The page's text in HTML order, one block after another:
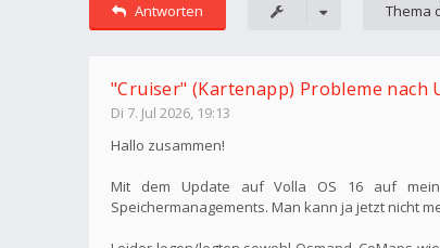
Antworten
"Cruiser" (Kartenapp) Probleme nach
Di 7. Jul 2026, 19:13
Hallo zusammen!
Mit dem Update auf Volla OS 16 auf
Speichermanagements. Man kann ja jetzt nicht